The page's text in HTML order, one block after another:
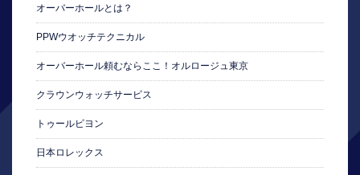
オーバーホールとは？
PPWウオッチテクニカル
オーバーホール頼むならここ！オルロージュ東京
クラウンウォッチサービス
トゥールビヨン
日本ロレックス